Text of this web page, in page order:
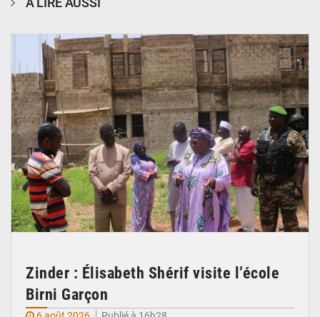
Zinder : Élisabeth Shérif visite l’école
Birni Garçon